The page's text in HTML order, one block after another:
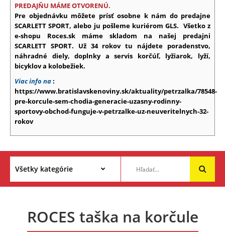
PREDAJŇU MÁME OTVORENÚ.
Pre objednávku môžete prísť osobne k nám do predajne
SCARLETT SPORT, alebo ju pošleme kuriérom GLS. Všetko z
e-shopu Roces.sk máme skladom na našej predajni
SCARLETT SPORT. Už 34 rokov tu nájdete poradenstvo,
náhradné diely, doplnky a servis korčúľ, lyžiarok, lyží,
bicyklov a kolobežiek.
Viac info na:
https://www.bratislavskenoviny.sk/aktuality/petrzalka/78548-
pre-korcule-sem-chodia-generacie-uzasny-rodinny-
sportovy-obchod-funguje-v-petrzalke-uz-neuveritelnych-32-
rokov
ROCES taška na korčule